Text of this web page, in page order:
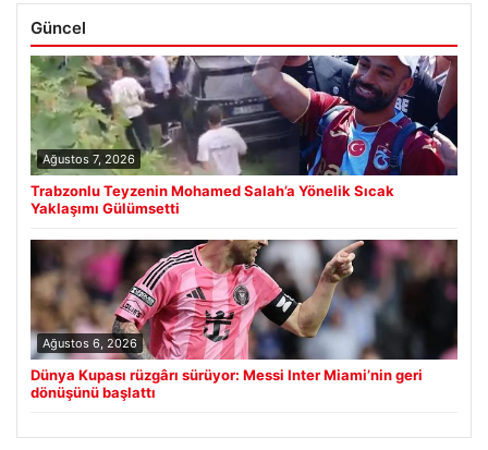
Güncel
Ağustos 7, 2026
Trabzonlu Teyzenin Mohamed Salah’a Yönelik Sıcak
Yaklaşımı Gülümsetti
Ağustos 6, 2026
Dünya Kupası rüzgârı sürüyor: Messi Inter Miami’nin geri
dönüşünü başlattı